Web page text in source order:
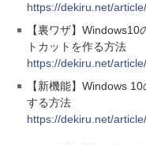
https://dekiru.net/
【裏ワザ】
トカットを作る方法
https://dekiru.net/
【新機能】Windows
する方法
https://dekiru.net/